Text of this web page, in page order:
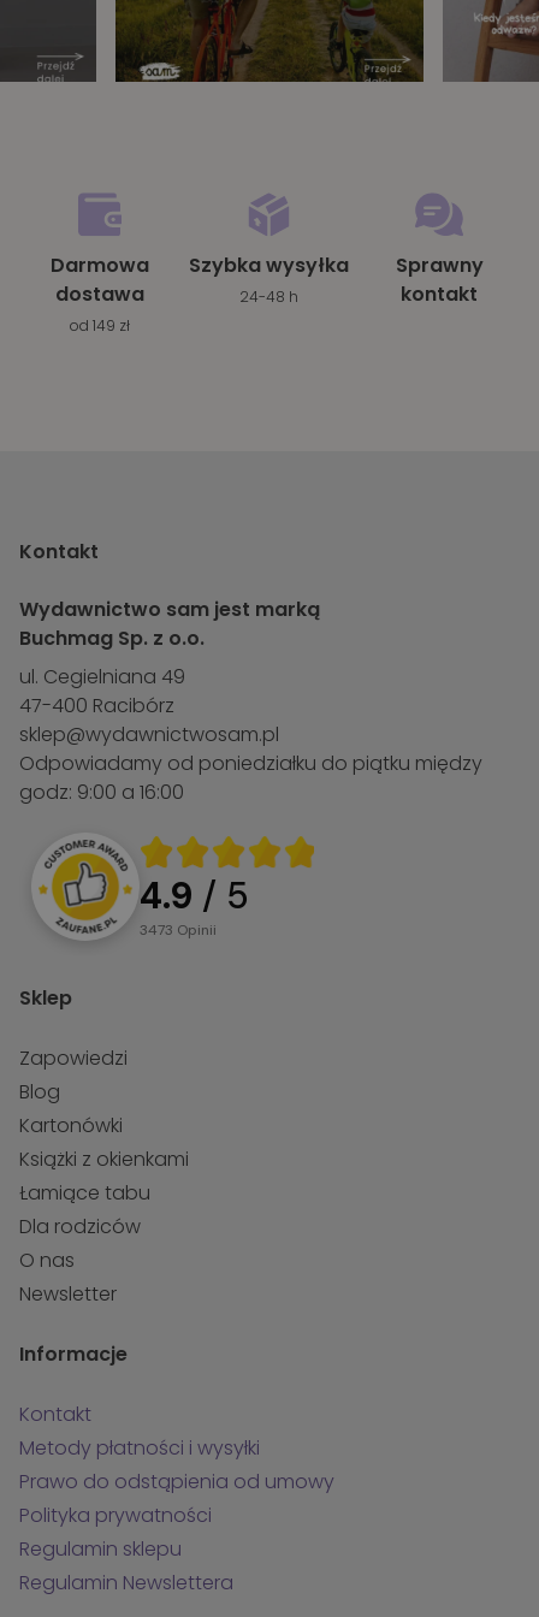
Darmowa
dostawa
od 149 zł
Szybka wysyłka
24-48 h
Sprawny
kontakt
Kontakt
Wydawnictwo sam jest marką
Buchmag Sp. z o.o.
ul. Cegielniana 49
47-400 Racibórz
sklep@wydawnictwosam.pl
Odpowiadamy od poniedziałku do piątku między
godz: 9:00 a 16:00
4.9 / 5
3473 opinii
Sklep
Zapowiedzi
Blog
Kartonówki
Książki z okienkami
Łamiące tabu
Dla rodziców
O nas
Newsletter
Informacje
Kontakt
Metody płatności i wysyłki
Prawo do odstąpienia od umowy
Polityka prywatności
Regulamin sklepu
Regulamin Newslettera